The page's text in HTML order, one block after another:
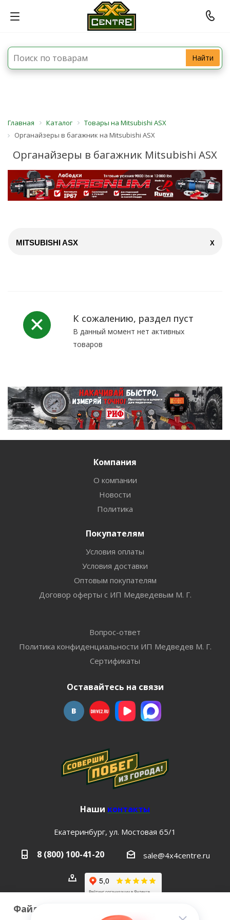
Найти
Главная Каталог
Товары на Mitsubishi ASX
Органайзеры в багажник на Mitsubishi ASX
Органайзеры в багажник Mitsubishi ASX
MITSUBISHI ASX X
К сожалению, раздел пуст
В данный момент нет активных
товаров
Компания
О компании
Новости
Политика
Покупателям
Условия оплаты
Условия доставки
Оптовым покупателям
Договор оферты с ИП Медведевым М. Г.
Вопрос-ответ
Политика конфиденциальности ИП Медведев М. Г.
Сертификаты
Оставайтесь на связи
Наши контакты
Екатеринбург, ул. Мостовая 65/1
8 (800) 100-41-20 sale@4x4centre.ru
Файлы cookie